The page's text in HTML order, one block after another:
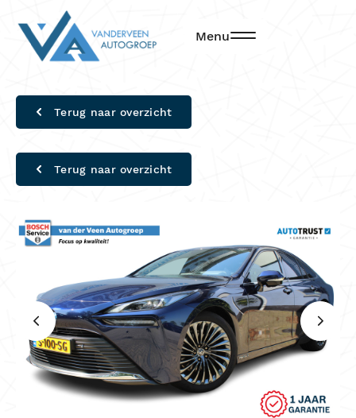
Menu
Terug naar overzicht
Terug naar overzicht